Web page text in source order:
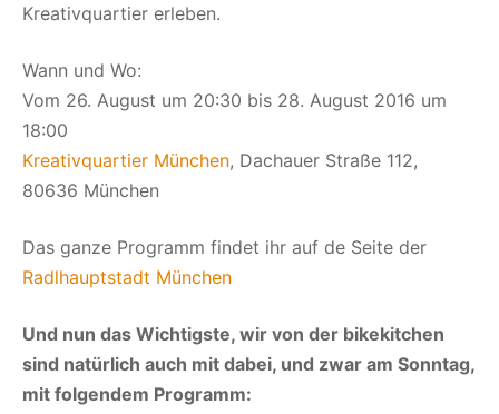
Kreativquartier erleben.
Wann und Wo:
Vom 26. August um 20:30 bis 28. August 2016 um
18:00
Kreativquartier München, Dachauer Straße 112,
80636 München
Das ganze Programm findet ihr auf de Seite der
Radlhauptstadt München
Und nun das Wichtigste, wir von der bikekitchen
sind natürlich auch mit dabei, und zwar am Sonntag,
mit folgendem Programm: